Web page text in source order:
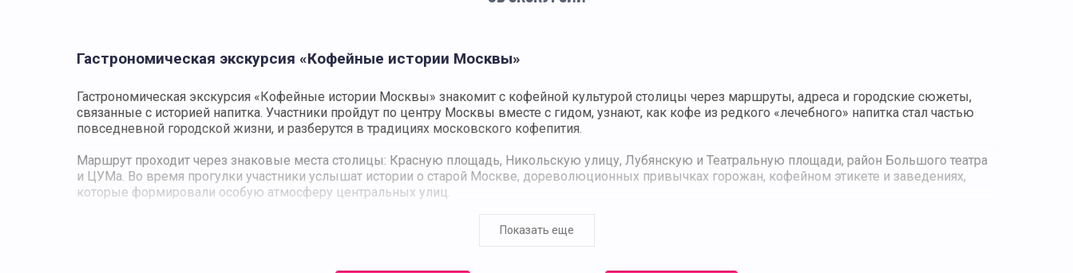
Гастрономическая экскурсия «Кофейные истории Москвы»
Гастрономическая экскурсия «Кофейные истории Москвы» знакомит с кофейной культурой столицы через маршруты, адреса и городские сюжеты,
связанные с историей напитка. Участники пройдут по центру Москвы вместе с гидом, узнают, как кофе из редкого «лечебного» напитка стал частью
повседневной городской жизни, и разберутся в традициях московского кофепития.
Маршрут проходит через знаковые места столицы: Красную площадь, Никольскую улицу, Лубянскую и Театральную площади, район Большого театра
и ЦУМа. Во время прогулки участники услышат истории о старой Москве, дореволюционных привычках горожан, кофейном этикете и заведениях,
которые формировали особую атмосферу центральных улиц.
В программе предусмотрены остановки в необычных кофейнях. Среди них — небольшая кофейня рядом с Красной площадью, где можно попробовать
раф «Коренной москвич», монастырская кофейня с авторскими напитками и адреса, где кофе готовят альтернативными способами. Участники узнают,
Показать еще